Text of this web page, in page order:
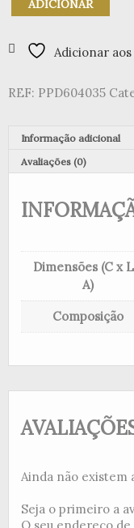
de
De
0,55cl
ADICIONAR
Adicionar
REF: PPD604035
Informação adicional
Avaliações (0)
Dimensões (C x
A)
Composição
Ainda não existem
Seja o primeiro a
O seu endereço